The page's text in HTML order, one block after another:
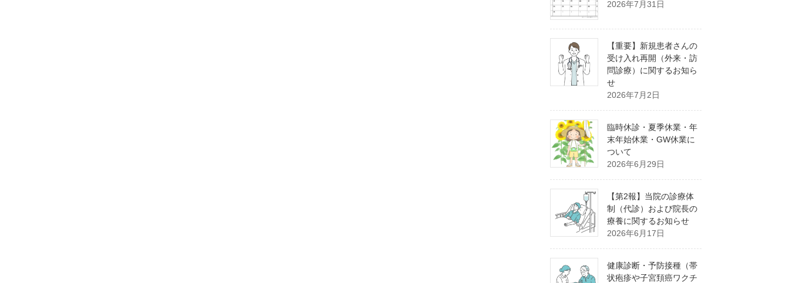
2026年7月31日
【重要】新規患者さんの
受け入れ再開（外来・訪
問診療）に関するお知ら
せ
2026年7月2日
臨時休診・夏季休業・年
末年始休業・GW休業に
ついて
2026年6月29日
【第2報】当院の診療体
制（代診）および院長の
療養に関するお知らせ
2026年6月17日
健康診断・予防接種（帯
状疱疹や子宮頚癌ワクチ